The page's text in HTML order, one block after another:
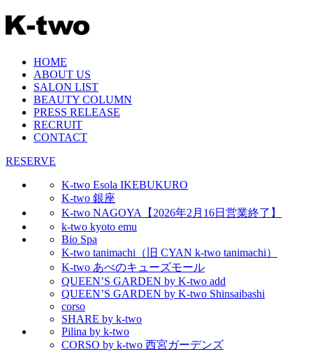
HOME
ABOUT US
SALON LIST
BEAUTY COLUMN
PRESS RELEASE
RECRUIT
CONTACT
RESERVE
K-two Esola IKEBUKURO
K-two 銀座
K-two NAGOYA【2026年2月16日営業終了】
k-two kyoto emu
Bio Spa
K-two tanimachi（旧 CYAN k-two tanimachi）
K-two あべのキューズモール
QUEEN’S GARDEN by K-two add
QUEEN’S GARDEN by K-two Shinsaibashi
corso
SHARE by k-two
Pilina by k-two
CORSO by k-two 西宮ガーデンズ